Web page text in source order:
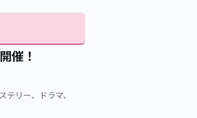
催！
リー、ドラマ、